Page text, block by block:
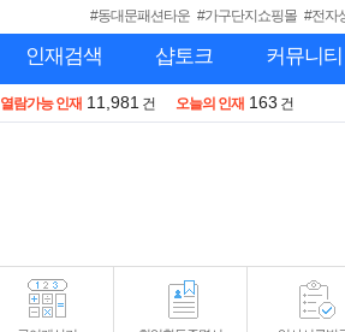
#동대문패션타운 #가구단지쇼핑몰 #전자
인재검색 샵토크 커뮤니티
열람가능 인재 11,981 건 오늘의 인재 163 건